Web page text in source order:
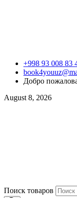
+998 93 008 83
Добро
August 8, 2026
Поиск товаров